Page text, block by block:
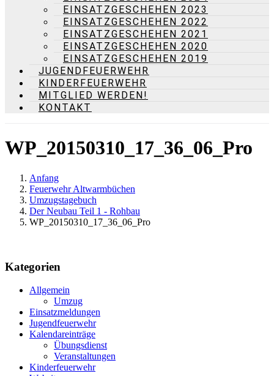
EINSATZGESCHEHEN 2023
EINSATZGESCHEHEN 2022
EINSATZGESCHEHEN 2021
EINSATZGESCHEHEN 2020
EINSATZGESCHEHEN 2019
JUGENDFEUERWEHR
KINDERFEUERWEHR
MITGLIED WERDEN!
KONTAKT
WP_20150310_17_36_06_Pro
Anfang
Feuerwehr Altwarmbüchen
Umzugstagebuch
Der Neubau Teil 1 - Rohbau
WP_20150310_17_36_06_Pro
Kategorien
Allgemein
Umzug
Einsatzmeldungen
Jugendfeuerwehr
Kalendareinträge
Übungsdienst
Veranstaltungen
Kinderfeuerwehr